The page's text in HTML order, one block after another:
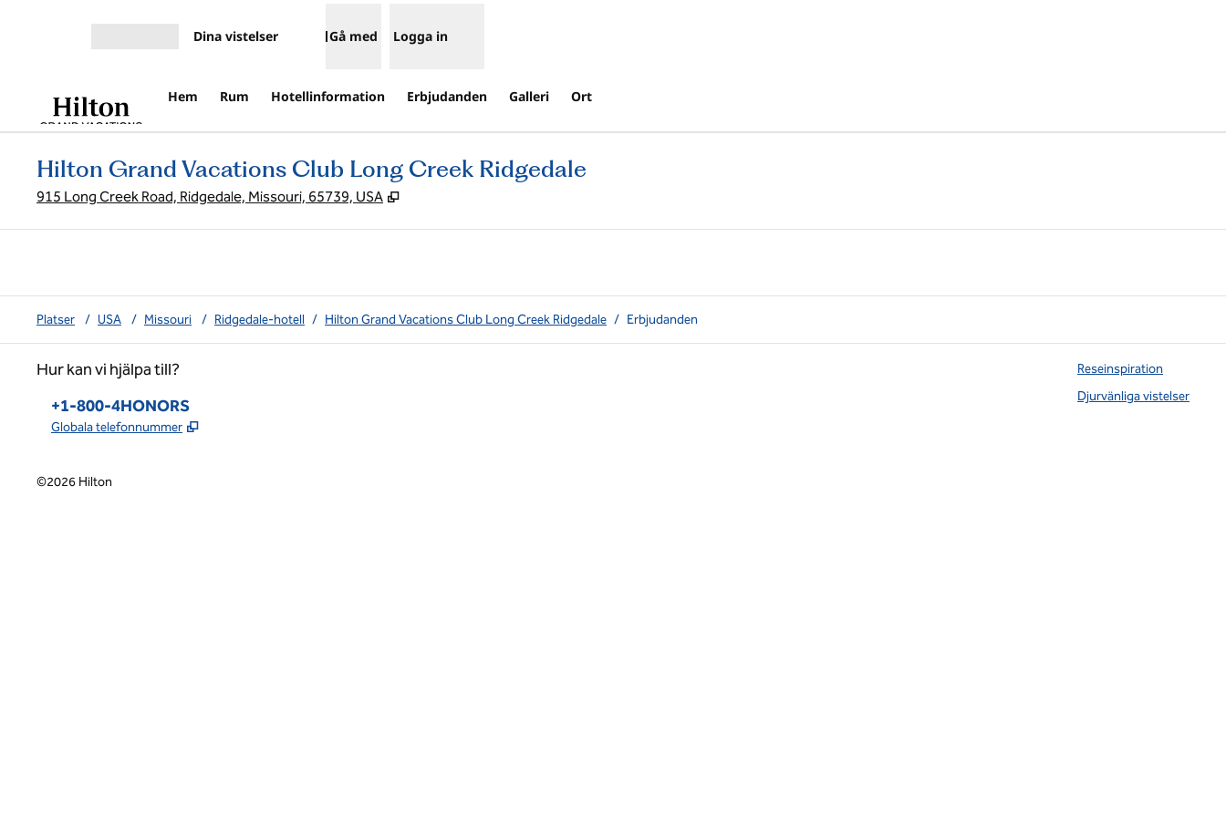
Dina vistelser Gå med Logga in
Hem Rum Hotellinformation Erbjudanden Galleri Ort
Hilton Grand Vacations Club Long Creek Ridgedale
915 Long Creek Road, Ridgedale, Missouri, 65739, USA ,
Platser / USA / Missouri / Ridgedale-hotell / Hilton Grand Vacations Club Long Creek Ridgedale / Erbjudanden
Hur kan vi hjälpa till?
Telefon:
+1-800-4HONORS
Globala telefonnummer ,
Reseinspiration
Djurvänliga vistelser
©2026 Hilton